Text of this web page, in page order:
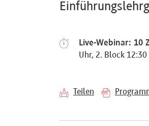
Live-Webinar: 10
Uhr, 2. Block
Teilen